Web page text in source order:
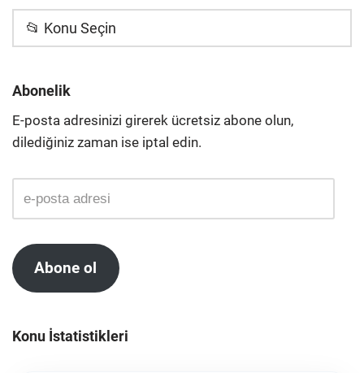
📂 Konu Seçin
Abonelik
E-posta adresinizi girerek ücretsiz abone olun,
dilediğiniz zaman ise iptal edin.
Abone ol
Konu İstatistikleri